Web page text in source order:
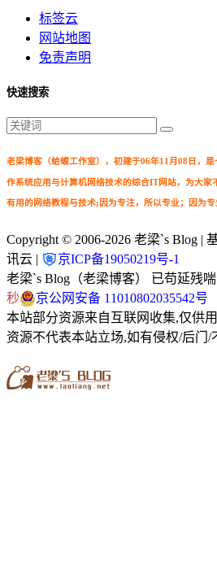
标签云
网站地图
免责声明
快速搜索
老梁博客（蛤蟆工作室），初建于06年11月08日，
作系统应用与计算机网络技术的综合IT网站，为大家
有用的网络教程与技术;因为专注，所以专业；因为专
Copyright © 2006-2026 老梁`s Blog |
讯云 |
京ICP备19050219号-1
老梁`s Blog（老梁博客） 已苟延残
秒
京公网安备 11010802035542号
本站部分资源来自互联网收集,仅供
资源不代表本站立场,如有侵权/后门